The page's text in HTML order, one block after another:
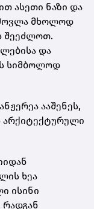
ასეთი ნაზი და
მხოლოდ
შეეძლოთ.
და
სიმბოლოდ
ააშენეს,
არქიტექტურული
ხეა
ისინი
რადგან